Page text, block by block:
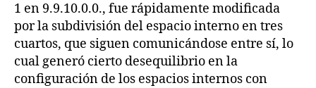
1 en 9.9.10.0.0., fue rápidamente modificada
por la subdivisión del espacio interno en tres
cuartos, que siguen comunicándose entre sí, lo
cual generó cierto desequilibrio en la
configuración de los espacios internos con